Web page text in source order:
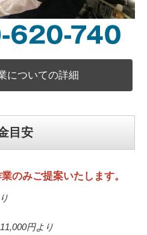
についての詳細
目安
のみご提案いたします。
11,000円より